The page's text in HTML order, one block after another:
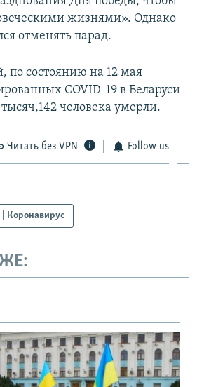
жизнями». Однако
отменять парад.
по состоянию на 12 мая
COVID-19 в Беларуси
человека умерли.
Читать без VPN Follow us
| Коронавирус